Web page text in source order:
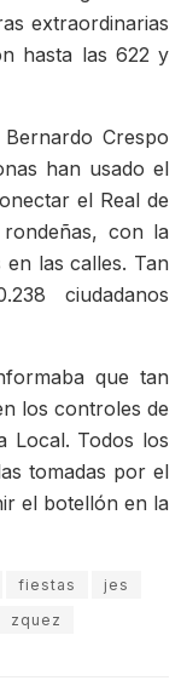
extraordinarias
hasta las 622 y
Crespo
han usado el
el Real de
con la
las calles. Tan
ciudadanos
que tan
los controles de
Local. Todos los
tomadas por el
el botellón en la
fiestas
jes
zquez